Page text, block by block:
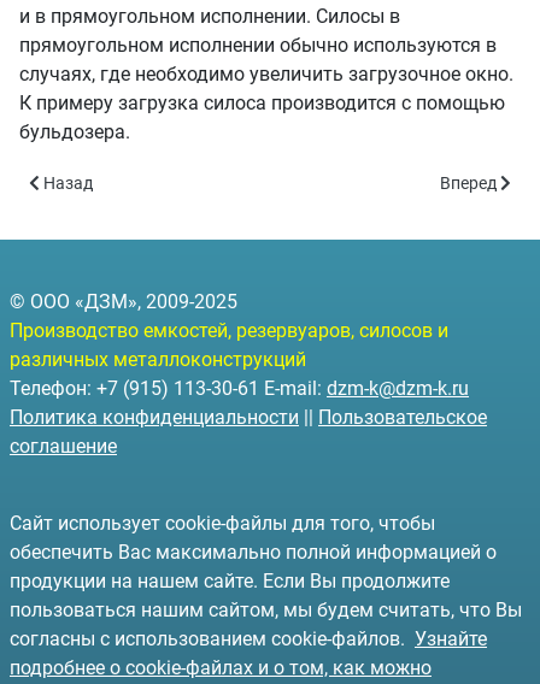
и в прямоугольном исполнении. Силосы в
прямоугольном исполнении обычно используются в
случаях, где необходимо увеличить загрузочное окно.
К примеру загрузка силоса производится с помощью
бульдозера.
Предыдущий: Силосы для удобрений и химикатов
Назад Следующий:
Вперед
© ООО «ДЗМ», 2009-2025
Производство емкостей, резервуаров, силосов и
различных металлоконструкций
Телефон: +7 (915) 113-30-61 E-mail: dzm-k@dzm-k.ru
Политика конфиденциальности || Пользовательское
соглашение
Сайт использует cookie-файлы для того, чтобы
обеспечить Вас максимально полной информацией о
продукции на нашем сайте. Если Вы продолжите
пользоваться нашим сайтом, мы будем считать, что Вы
согласны с использованием cookie-файлов. Узнайте
подробнее о cookie-файлах и о том, как можно